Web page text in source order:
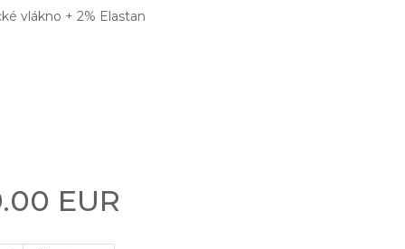
vlákno + 2% Elastan
EUR